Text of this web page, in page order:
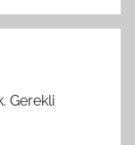
Gerekli